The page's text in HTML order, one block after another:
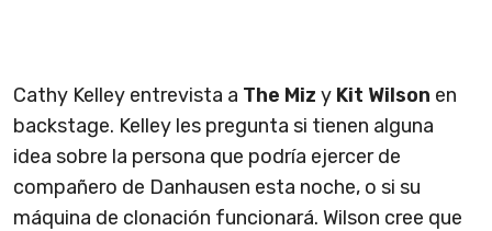
Cathy Kelley entrevista a The Miz y Kit Wilson en
backstage. Kelley les pregunta si tienen alguna
idea sobre la persona que podría ejercer de
compañero de Danhausen esta noche, o si su
máquina de clonación funcionará. Wilson cree que